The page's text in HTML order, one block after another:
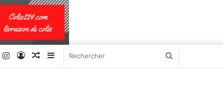
Sidebar
Article
Connexion
Instagram
YouTube